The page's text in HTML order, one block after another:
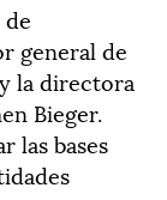
general de
la directora
Bieger.
las bases